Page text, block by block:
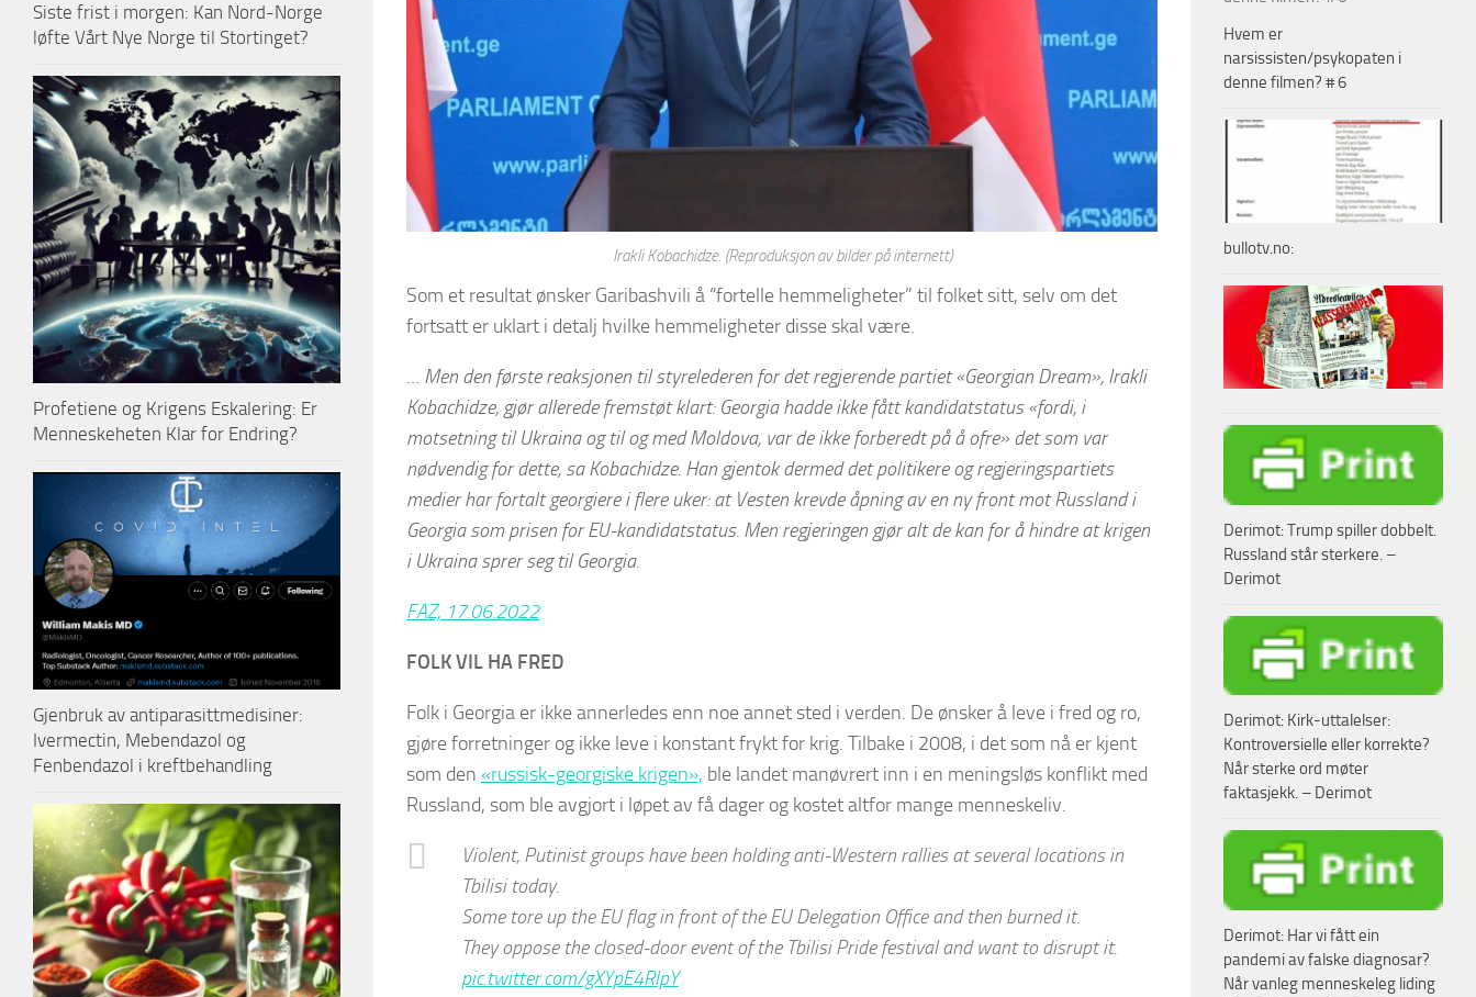
Irakli Kobachidze. (Reproduksjon av bilder på internett)
Som et resultat ønsker Garibashvili å “fortelle hemmeligheter” til folket sitt, selv om det
fortsatt er uklart i detalj hvilke hemmeligheter disse skal være.
… Men den første reaksjonen til styrelederen for det regjerende partiet «Georgian Dream», Irakli
Kobachidze, gjør allerede fremstøt klart: Georgia hadde ikke fått kandidatstatus «fordi, i
motsetning til Ukraina og til og med Moldova, var de ikke forberedt på å ofre» det som var
nødvendig for dette, sa Kobachidze. Han gjentok dermed det politikere og regjeringspartiets
medier har fortalt georgiere i flere uker: at Vesten krevde åpning av en ny front mot Russland i
Georgia som prisen for EU-kandidatstatus. Men regjeringen gjør alt de kan for å hindre at krigen
i Ukraina sprer seg til Georgia.
FAZ, 17.06.2022
FOLK VIL HA FRED
Folk i Georgia er ikke annerledes enn noe annet sted i verden. De ønsker å leve i fred og ro,
gjøre forretninger og ikke leve i konstant frykt for krig. Tilbake i 2008, i det som nå er kjent
som den «russisk-georgiske krigen», ble landet manøvrert inn i en meningsløs konflikt med
Russland, som ble avgjort i løpet av få dager og kostet altfor mange menneskeliv.
Violent, Putinist groups have been holding anti-Western rallies at several locations in
Tbilisi today.
Some tore up the EU flag in front of the EU Delegation Office and then burned it.
They oppose the closed-door event of the Tbilisi Pride festival and want to disrupt it.
pic.twitter.com/gXYpE4RlpY
Siste frist i morgen: Kan Nord-Norge
løfte Vårt Nye Norge til Stortinget?
Profetiene og Krigens Eskalering: Er
Menneskeheten Klar for Endring?
Gjenbruk av antiparasittmedisiner:
Ivermectin, Mebendazol og
Fenbendazol i kreftbehandling
Hvem er
narsissisten/psykopaten i
denne filmen? # 6
bullotv.no:
Derimot: Trump spiller dobbelt.
Russland står sterkere. –
Derimot
Derimot: Kirk-uttalelser:
Kontroversielle eller korrekte?
Når sterke ord møter
faktasjekk. – Derimot
Derimot: Har vi fått ein
pandemi av falske diagnosar?
Når vanleg menneskeleg liding